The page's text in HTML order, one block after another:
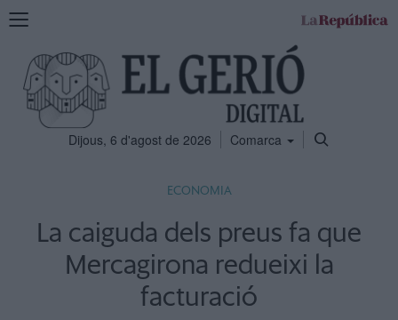
Mostra
navegació
Dijous, 6 d'agost de 2026 Comarca
ECONOMIA
La caiguda dels preus fa que
Mercagirona redueixi la
facturació